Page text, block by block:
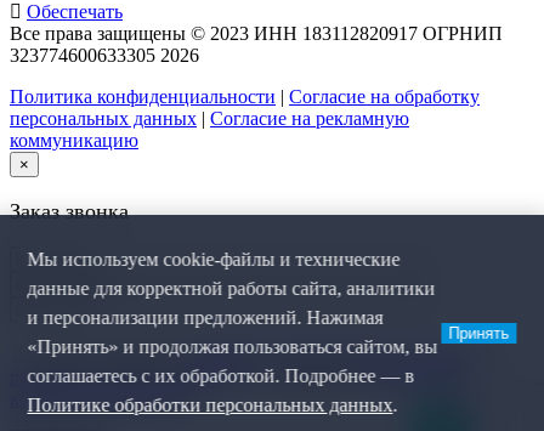
Обеспечать
Все права защищены © 2023 ИНН 183112820917 ОГРНИП
323774600633305 2026
Политика конфиденциальности | Согласие на обработку
персональных данных | Согласие на рекламную
коммуникацию
×
Заказ звонка
Я даю согласие наобработку персональных данных
рекламную коммуникациюи соглашаюсь сполитикой
конфиденциальности.
Мы используем cookie-файлы и технические
данные для корректной работы сайта, аналитики
и персонализации предложений. Нажимая
«Принять» и продолжая пользоваться сайтом, вы
соглашаетесь с их обработкой. Подробнее — в
Политике обработки персональных данных.
Принять